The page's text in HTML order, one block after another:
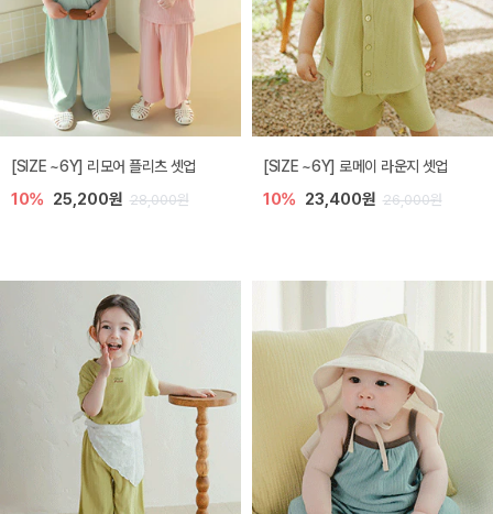
[SIZE ~6Y] 리모어 플리츠 셋업
10% 25,200원 28,000원
[SIZE ~6Y] 로메이 라운지 셋업
10% 23,400원 26,000원